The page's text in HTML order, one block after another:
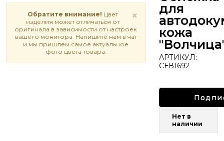
×
Обратите внимание! Цвет
изделия может отличаться от
оригинала в зависимости от настроек
вашего монитора. Напишите нам в чат
и мы пришлем самое актуальное
фото цвета товара.
для
кожа
АРТИКУЛ:
СЕВ1692
Нет в
наличии